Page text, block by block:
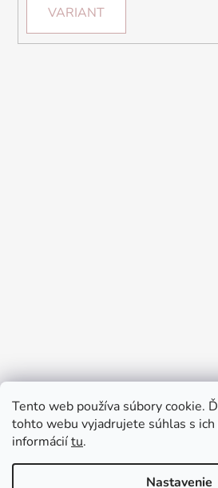
Tento web používa súbory cookie.
tohto webu vyjadrujete súhlas s ich
informáciítu.
Nastavenie
VARIANT
Prijímame online platby